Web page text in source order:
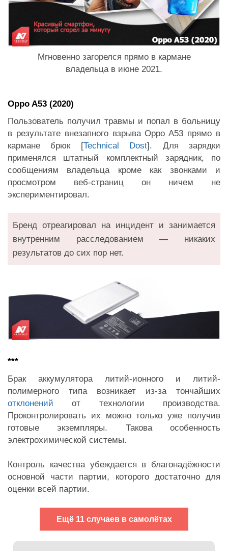
Мгновенно загорелся прямо в кармане
владельца в июне 2021.
Oppo A53 (2020)
Пользователь получил травмы и попал в больницу
в результате внезапного взрыва Oppo A53 прямо в
кармане брюк [Technical Dost]. Для зарядки
применялся штатный комплектный зарядник, по
сообщениям владельца кроме как звонками и
просмотром веб-страниц он ничем не
экспериментировал.
Бренд отреагировал на инцидент и занимается
внутренним расследованием — никаких
результатов до сих пор нет.
***
Брак аккумулятора литий-ионного и литий-
полимерного типа возникает из-за тончайших
отклонений от технологии производства.
Проконтролировать их можно только уже получив
готовые экземпляры. Такова особенность
электрохимической системы.
Контроль качества убеждается в благонадёжности
основной части партии, которого достаточно для
оценки всей партии.
Ещё 11 случаев в самолётах